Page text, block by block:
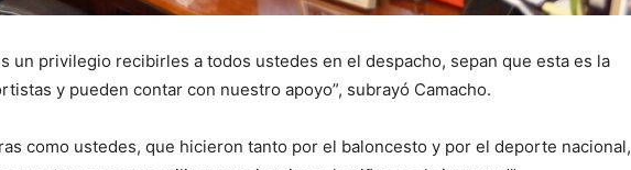
un privilegio recibirles a todos ustedes en el despacho, sepan que esta es la
y pueden contar con nuestro apoyo”, subrayó Camacho.
como ustedes, que hicieron tanto por el baloncesto y por el deporte nacional,